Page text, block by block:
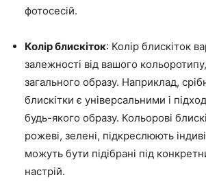
фотосесій.
Колір блискіток: Колір блискіток
залежності від вашого
загального образу. Наприклад,
блискітки є універсальними і
будь-якого образу. Кольорові
рожеві, зелені, підкреслюють
можуть бути підібрані під
настрій.